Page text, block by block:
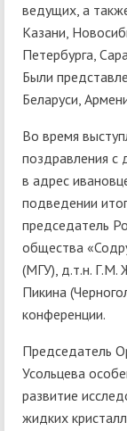
ведущих, а
Казани,
Петербурга,
Были
Беларуси,
Во время
поздравления
в адрес
подведении
председатель
общества
(МГУ), д.т.н. Г.М.
Пикина
конференции.
Председатель
Усольцева
развитие
жидких